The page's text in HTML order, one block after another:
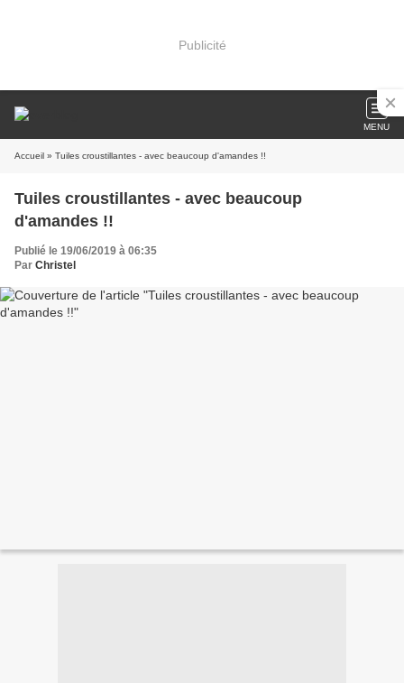
Publicité
MENU
Accueil » Tuiles croustillantes - avec beaucoup d'amandes !!
Tuiles croustillantes - avec beaucoup
d'amandes !!
Publié le 19/06/2019 à 06:35
Par Christel